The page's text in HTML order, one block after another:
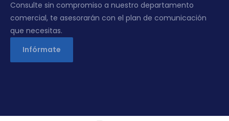
Consulte sin compromiso a nuestro departamento
comercial, te asesorarán con el plan de comunicación
que necesitas.
Infórmate